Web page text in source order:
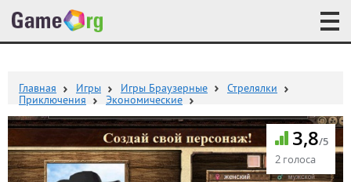
Главная Игры Игры Браузерные
Стрелялки
Приключения
Экономические
3,8/5
2 голоса